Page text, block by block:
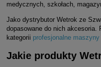
medycznych, szkołach,
Jako dystrybutor Wetrok ze
dopasowane do nich akcesoria.
kategorii profesjonalne
Jakie produkty